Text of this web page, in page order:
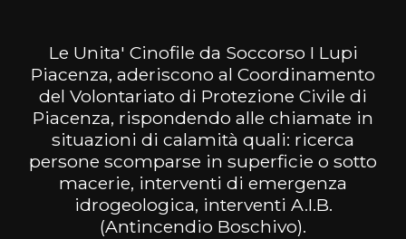
Le Unita' Cinofile da Soccorso I Lupi
Piacenza, aderiscono al Coordinamento
del Volontariato di Protezione Civile di
Piacenza, rispondendo alle chiamate in
situazioni di calamità quali: ricerca
persone scomparse in superficie o sotto
macerie, interventi di emergenza
idrogeologica, interventi A.I.B.
(Antincendio Boschivo).